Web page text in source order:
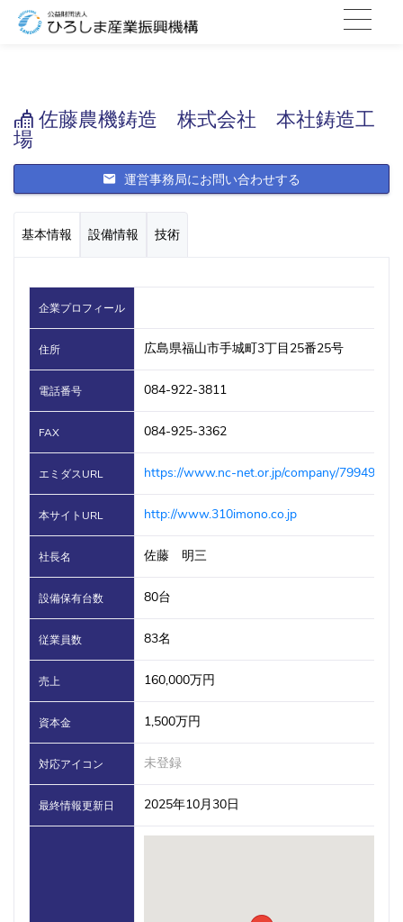
佐藤農機鋳造 株式会社 本社鋳造工
場
運営事務局にお問い合わせする
基本情報 設備情報 技術
企業プロフィール
住所 広島県福山市手城町3丁目25番25号
電話番号 084-922-3811
FAX 084-925-3362
エミダスURL https://www.nc-net.or.jp/company/79949/
本サイトURL http://www.310imono.co.jp
社長名 佐藤 明三
設備保有台数 80台
従業員数 83名
売上 160,000万円
資本金 1,500万円
対応アイコン 未登録
最終情報更新日 2025年10月30日